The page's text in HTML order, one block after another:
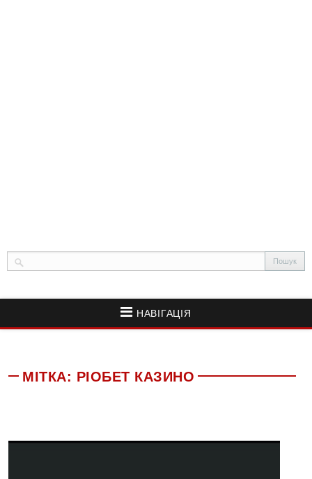
НАВІГАЦІЯ
МІТКА: РІОБЕТ КАЗИНО